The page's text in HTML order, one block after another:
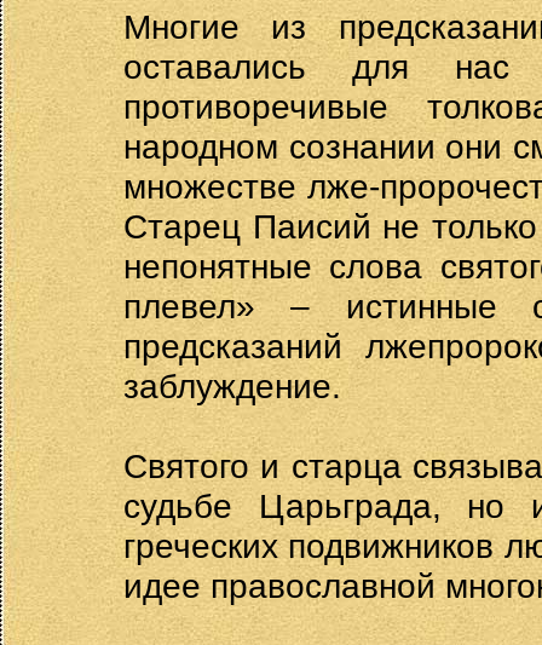
Многие из
оставались для
противоречивые
народном сознании они
множестве лже-
Старец Паисий не
непонятные слова
плевел» – истинные
предсказаний
заблуждение.
Святого и старца
судьбе Царьграда, но
греческих подвижников
идее православной